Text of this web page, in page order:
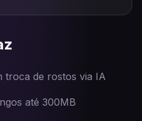
troca de rostos via IA
até 300MB